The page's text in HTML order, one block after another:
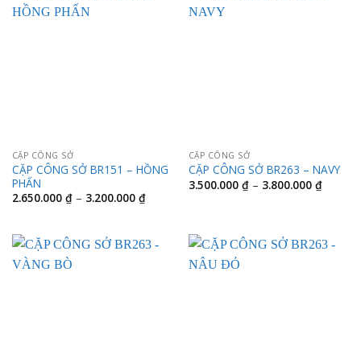
CẶP CÔNG SỞ
CẶP CÔNG SỞ BR151 – HỒNG
PHẤN
2.650.000 ₫ – 3.200.000 ₫Khoảng
giá:
đến
3.200.000 ₫
CẶP CÔNG SỞ
CẶP CÔNG SỞ BR263 – NAVY
3.500.000 ₫ – 3.800.000 ₫Khoảng
giá: